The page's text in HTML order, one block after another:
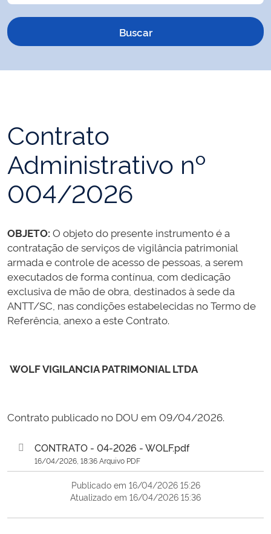
Contrato
Administrativo nº
004/2026
OBJETO: O objeto do presente instrumento é a
contratação de serviços de vigilância patrimonial
armada e controle de acesso de pessoas, a serem
executados de forma contínua, com dedicação
exclusiva de mão de obra, destinados à sede da
ANTT/SC, nas condições estabelecidas no Termo de
Referência, anexo a este Contrato.
WOLF VIGILANCIA PATRIMONIAL LTDA
Contrato publicado no DOU em 09/04/2026.
CONTRATO - 04-2026 - WOLF.pdf
16/04/2026, 18:36 Arquivo PDF
Publicado em 16/04/2026 15:26
Atualizado em 16/04/2026 15:36